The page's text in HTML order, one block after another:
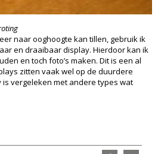
naar ooghoogte kan tillen, gebruik ik
en draaibaar display. Hierdoor kan ik
en toch foto’s maken. Dit is een al
zitten vaak wel op de duurdere
vergeleken met andere types wat